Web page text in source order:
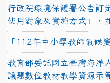
行政院環境保護署公告訂
使用對象及實施方式」，
「112年中小學教師氣候
教育部委託國立臺灣海洋
議題數位教材教學資源示